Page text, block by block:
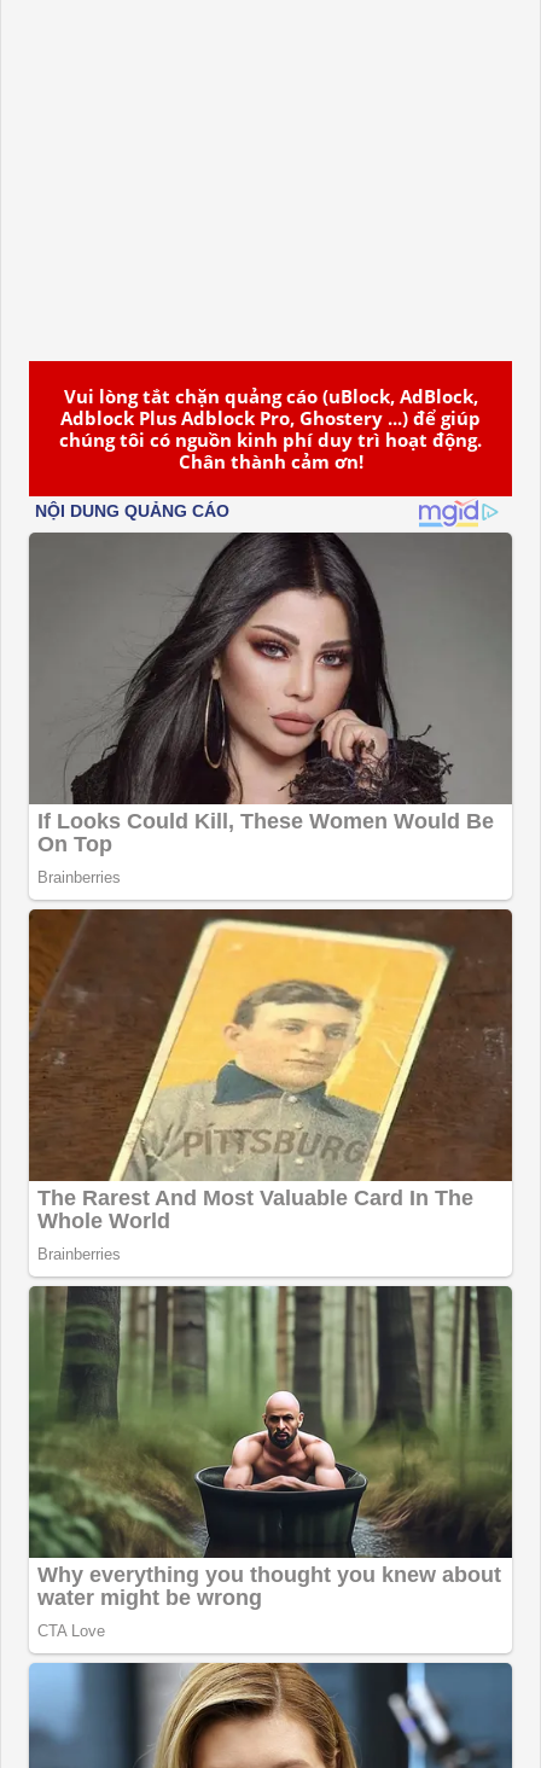
Vui lòng tắt chặn quảng cáo (uBlock, AdBlock,
Adblock Plus Adblock Pro, Ghostery ...) để giúp
chúng tôi có nguồn kinh phí duy trì hoạt động.
Chân thành cảm ơn!